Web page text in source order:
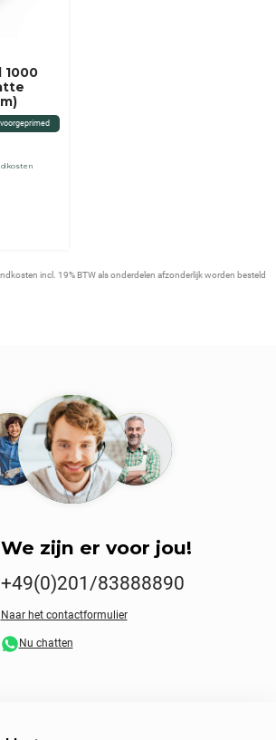
voorgeprimed
1000
incl. 19% BTW als onderdelen afzonderlijk worden besteld
We zijn er voor jou!
+49(0)201/83888890
Naar het contactformulier
Nu chatten